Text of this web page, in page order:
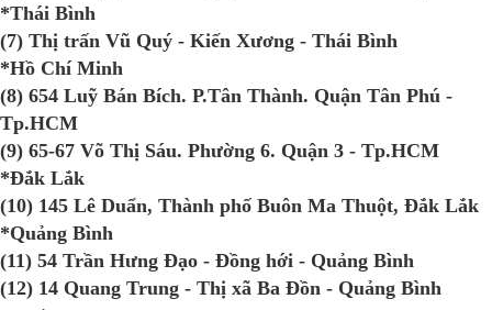
*Thái Bình
(7) Thị trấn Vũ Quý - Kiến Xương - Thái Bình
*Hồ Chí Minh
(8) 654 Luỹ Bán Bích. P.Tân Thành. Quận Tân Phú -
Tp.HCM
(9) 65-67 Võ Thị Sáu. Phường 6. Quận 3 - Tp.HCM
*Đắk Lắk
(10) 145 Lê Duẩn, Thành phố Buôn Ma Thuột, Đắk Lắk
*Quảng Bình
(11) 54 Trần Hưng Đạo - Đồng hới - Quảng Bình
(12) 14 Quang Trung - Thị xã Ba Đồn - Quảng Bình